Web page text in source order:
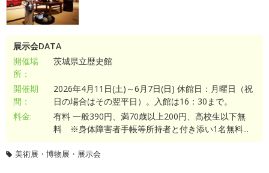
展示会DATA
開催場
所：
茨城県立歴史館
開催期
間：
2026年4月11日(土)～6月7日(日) 休館日：月曜日（祝
日の場合はその翌平日）。入館は16：30まで。
料金:
有料 一般390円、満70歳以上200円、高校生以下無
料 ※身体障害者手帳等所持者と付き添い1名無料...
美術展・博物展・展示会